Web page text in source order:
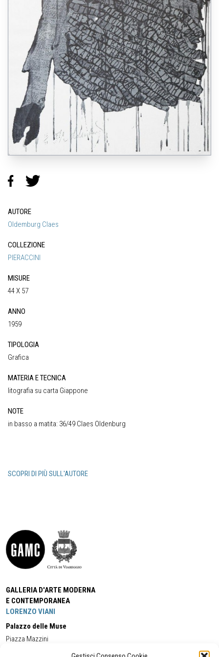
AUTORE
Oldemburg Claes
COLLEZIONE
PIERACCINI
MISURE
44 X 57
ANNO
1959
TIPOLOGIA
Grafica
MATERIA E TECNICA
litografia su carta Giappone
NOTE
in basso a matita: 36/49 Claes Oldenburg
SCOPRI DI PIÙ SULL'AUTORE
GALLERIA D'ARTE MODERNA
E CONTEMPORANEA
LORENZO VIANI
Palazzo delle Muse
Piazza Mazzini